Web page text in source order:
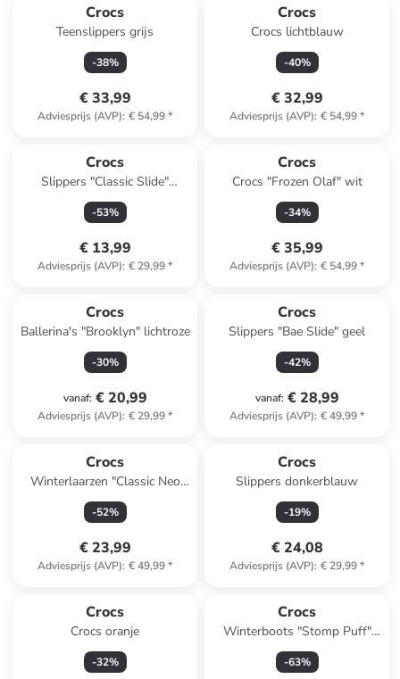
Crocs
Teenslippers grijs
-38%
€ 33,99
Adviesprijs (AVP): € 54,99*
Crocs
Crocs lichtblauw
-40%
€ 32,99
Adviesprijs (AVP): € 54,99*
Crocs
Slippers "Classic Slide"
donkerblauw
-53%
€ 13,99
Adviesprijs (AVP): € 29,99*
Crocs
Crocs "Frozen Olaf" wit
-34%
€ 35,99
Adviesprijs (AVP): € 54,99*
Crocs
Ballerina's "Brooklyn" lichtroze
-30%
vanaf: € 20,99
Adviesprijs (AVP): € 29,99*
Crocs
Slippers "Bae Slide" geel
-42%
vanaf: € 28,99
Adviesprijs (AVP): € 49,99*
Crocs
Winterlaarzen "Classic Neo
Puff" donkerblauw
-52%
€ 23,99
Adviesprijs (AVP): € 49,99*
Crocs
Slippers donkerblauw
-19%
€ 24,08
Adviesprijs (AVP): € 29,99*
Crocs
Crocs oranje
-32%
Crocs
Winterboots "Stomp Puff"
zwart
-63%